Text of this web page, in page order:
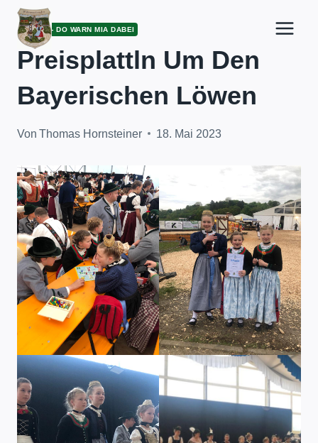
Zum
Inhalt
springen
ARCHIV - DO WARN MIA DABEI
Preisplattln Um Den
Bayerischen Löwen
Von Thomas Hornsteiner 18. Mai 2023